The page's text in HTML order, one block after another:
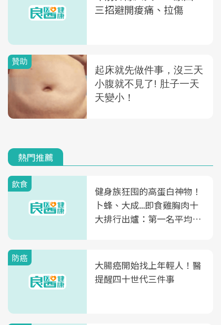
三招避開痠痛、拉傷
熱門推薦
飲食
健身族狂囤的高蛋白神物！
卜蜂、大成...即食雞胸肉十
大排行出爐：第一名平均一
防癌
大腸癌開始找上年輕人！醫
提醒四十世代三件事